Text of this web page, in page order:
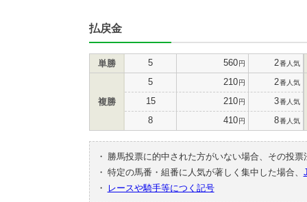
払戻金
単勝 5 560円 2番人気
複勝
5 210円 2番人気
15 210円 3番人気
8 410円 8番人気
・
勝馬投票に的中された方がいない場合、その投
・ 特定の馬番・組番に人気が著しく集中した場合、
・
レースや騎手等につく記号